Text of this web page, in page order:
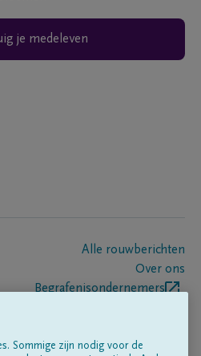
je medeleven
Alle rouwberichten
Over ons
Begrafenisondernemers
Sommige zijn nodig voor de